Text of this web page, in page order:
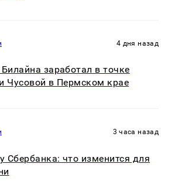
4 дня назад
заработал в точке
Чусовой в Пермском крае
3 часа назад
Сбербанка: что изменится для